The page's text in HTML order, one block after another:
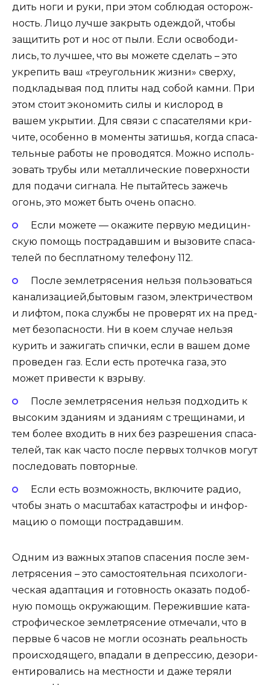
дить ноги и руки, при этом соблю­дая осто­рож­
ность. Лицо луч­ше закрыть одеж­дой, что­бы
защи­тить рот и нос от пыли. Если осво­бо­ди­
лись, то луч­шее, что вы може­те сде­лать – это
укре­пить ваш «тре­уголь­ник жиз­ни» свер­ху,
под­кла­ды­вая под пли­ты над собой кам­ни. При
этом сто­ит эко­но­мить силы и кис­ло­род в
вашем укры­тии. Для свя­зи с спа­са­те­ля­ми кри­
чи­те, осо­бен­но в момен­ты зати­шья, когда спа­са­
тель­ные рабо­ты не про­во­дят­ся. Мож­но исполь­
зо­вать тру­бы или метал­ли­че­ские поверх­но­сти
для пода­чи сиг­на­ла. Не пытай­тесь зажечь
огонь, это может быть очень опасно.
Если може­те — ока­жи­те первую меди­цин­
скую помощь постра­дав­шим и вызо­ви­те спа­са­
те­лей по бес­плат­но­му теле­фо­ну 112.
После зем­ле­тря­се­ния нель­зя поль­зо­вать­ся
канализацией,бытовым газом, элек­три­че­ством
и лиф­том, пока служ­бы не про­ве­рят их на пред­
мет без­опас­но­сти. Ни в коем слу­чае нель­зя
курить и зажи­гать спич­ки, если в вашем доме
про­ве­ден газ. Если есть про­теч­ка газа, это
может при­ве­сти к взрыву.
После зем­ле­тря­се­ния нель­зя под­хо­дить к
высо­ким зда­ни­ям и зда­ни­ям с тре­щи­на­ми, и
тем более вхо­дить в них без раз­ре­ше­ния спа­са­
те­лей, так как часто после пер­вых толч­ков могут
после­до­вать повторные.
Если есть воз­мож­ность, вклю­чи­те радио,
что­бы знать о мас­шта­бах ката­стро­фы и инфор­
ма­цию о помо­щи пострадавшим.
Одним из важ­ных эта­пов спа­се­ния после зем­
ле­тря­се­ния – это само­сто­я­тель­ная пси­хо­ло­ги­
че­ская адап­та­ция и готов­ность ока­зать подоб­
ную помощь окру­жа­ю­щим. Пере­жив­шие ката­
стро­фи­че­ское зем­ле­тря­се­ние отме­ча­ли, что в
пер­вые 6 часов не мог­ли осо­знать реаль­ность
про­ис­хо­дя­ще­го, впа­да­ли в депрес­сию, дез­ори­
ен­ти­ро­ва­лись на мест­но­сти и даже теря­ли